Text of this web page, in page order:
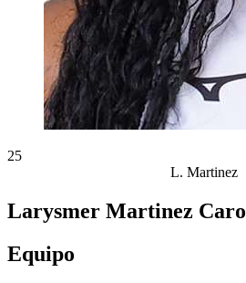
25
L. Martinez
Larysmer Martinez Caro
Equipo